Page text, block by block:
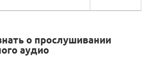
о прослушивании
аудио